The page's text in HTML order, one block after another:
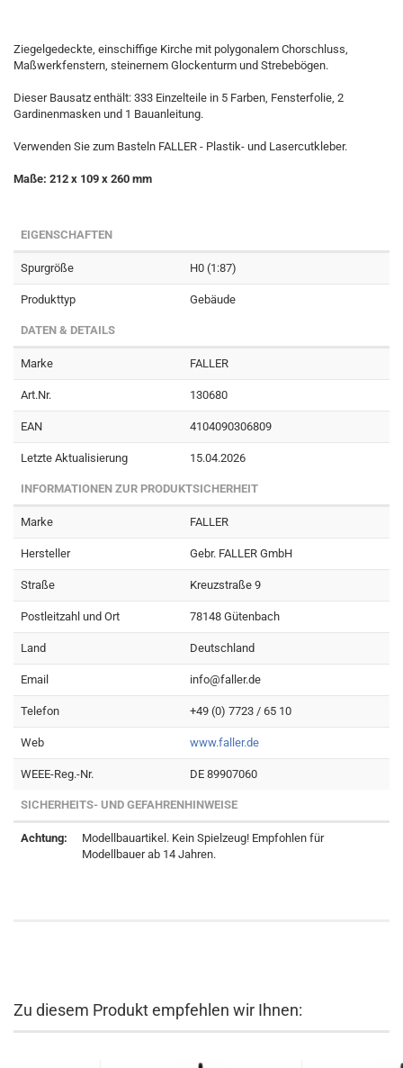
Ziegelgedeckte, einschiffige Kirche mit polygonalem Chorschluss,
Maßwerkfenstern, steinernem Glockenturm und Strebebögen.
Dieser Bausatz enthält: 333 Einzelteile in 5 Farben, Fensterfolie, 2
Gardinenmasken und 1 Bauanleitung.
Verwenden Sie zum Basteln FALLER - Plastik- und Lasercutkleber.
Maße: 212 x 109 x 260 mm
EIGENSCHAFTEN
Spurgröße H0 (1:87)
Produkttyp Gebäude
DATEN & DETAILS
Marke FALLER
Art.Nr. 130680
EAN 4104090306809
Letzte Aktualisierung 15.04.2026
INFORMATIONEN ZUR PRODUKTSICHERHEIT
Marke FALLER
Hersteller Gebr. FALLER GmbH
Straße Kreuzstraße 9
Postleitzahl und Ort 78148 Gütenbach
Land Deutschland
Email info@faller.de
Telefon +49 (0) 7723 / 65 10
Web www.faller.de
WEEE-Reg.-Nr. DE 89907060
SICHERHEITS- UND GEFAHRENHINWEISE
Achtung:
Modellbauartikel. Kein Spielzeug! Empfohlen für
Modellbauer ab 14 Jahren.
Zu diesem Produkt empfehlen wir Ihnen: